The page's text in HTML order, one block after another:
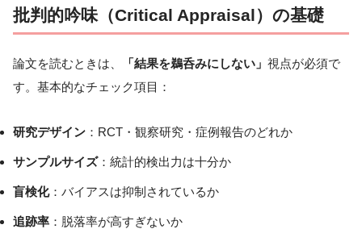
批判的吟味（Critical Appraisal）の基礎
論文を読むときは、 「結果を鵜呑みにしない」 視点が必須で
す。基本的なチェック項目：
研究デザイン ：RCT・観察研究・症例報告のどれか
サンプルサイズ：統計的検出力は十分か
盲検化：バイアスは抑制されているか
追跡率 ：脱落率が高すぎないか